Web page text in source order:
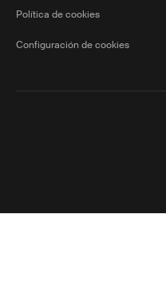
Política de cookies
Configuración de cookies